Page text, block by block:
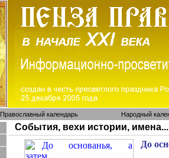
Православный календарь Народный
События, вехи истории, имена...
До